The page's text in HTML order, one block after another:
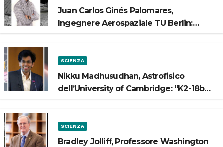
Juan Carlos Ginés Palomares,
Ingegnere Aerospaziale TU Berlin:
SCIENZA
Nikku Madhusudhan, Astrofisico
dell’University of Cambridge: “K2-18b
SCIENZA
Bradley Jolliff, Professore Washington